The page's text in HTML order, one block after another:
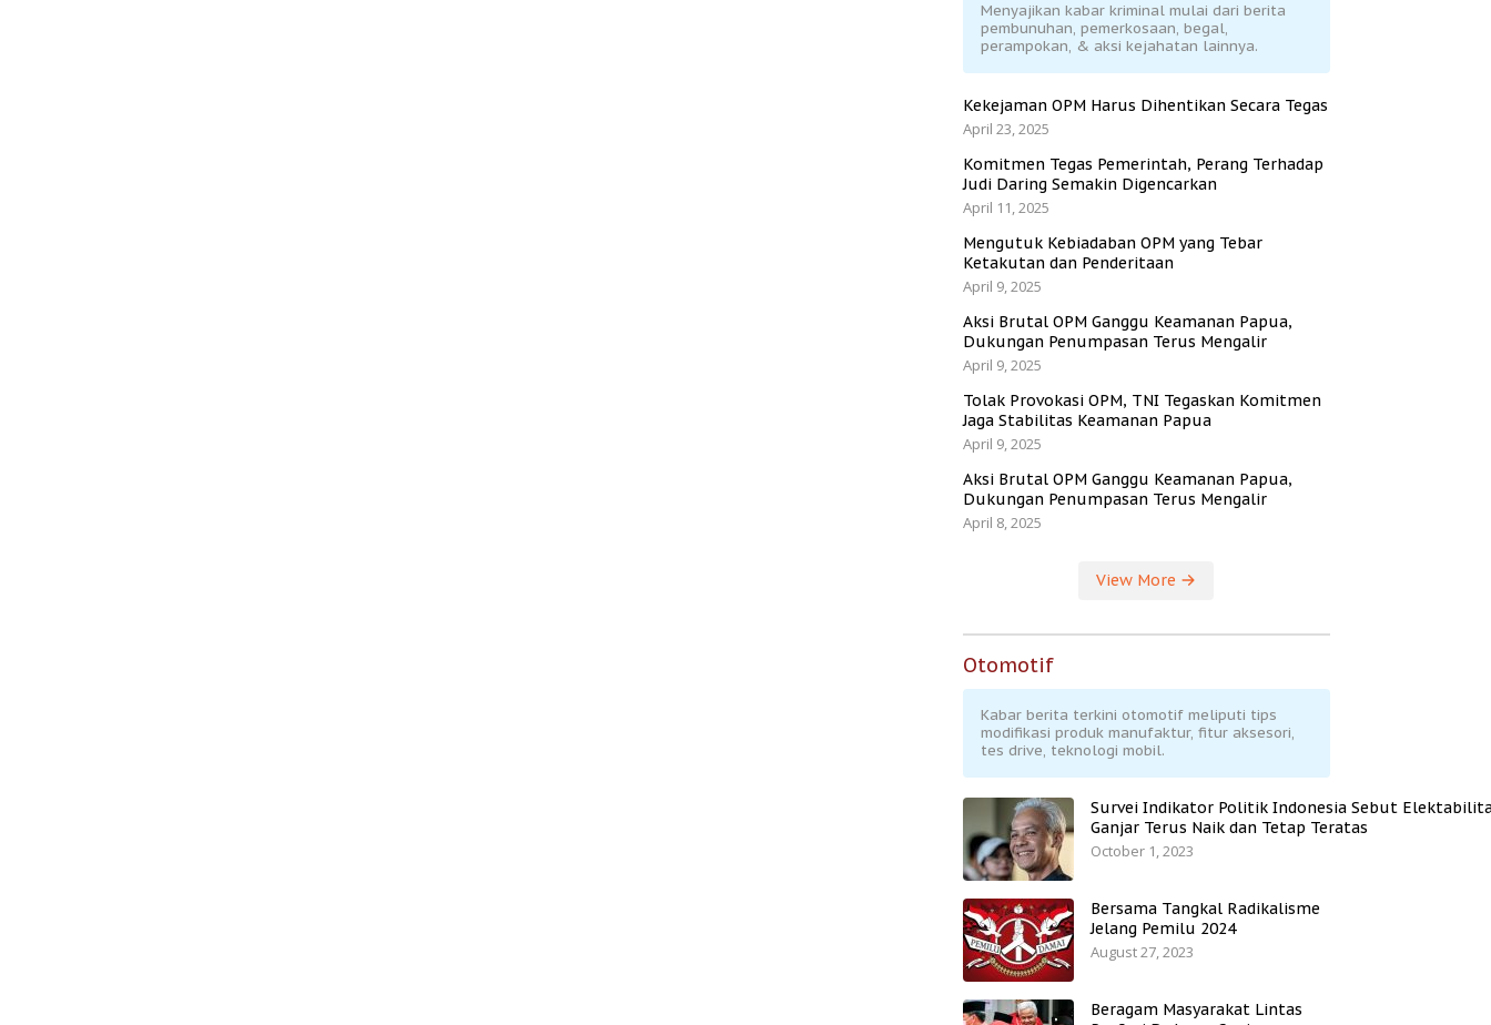
Menyajikan kabar kriminal mulai dari berita
pembunuhan, pemerkosaan, begal,
perampokan, & aksi kejahatan lainnya.
Kekejaman OPM Harus Dihentikan Secara Tegas
April 23, 2025
Komitmen Tegas Pemerintah, Perang Terhadap
Judi Daring Semakin Digencarkan
April 11, 2025
Mengutuk Kebiadaban OPM yang Tebar
Ketakutan dan Penderitaan
April 9, 2025
Aksi Brutal OPM Ganggu Keamanan Papua,
Dukungan Penumpasan Terus Mengalir
April 9, 2025
Tolak Provokasi OPM, TNI Tegaskan Komitmen
Jaga Stabilitas Keamanan Papua
April 9, 2025
Aksi Brutal OPM Ganggu Keamanan Papua,
Dukungan Penumpasan Terus Mengalir
April 8, 2025
View More
Otomotif
Kabar berita terkini otomotif meliputi tips
modifikasi produk manufaktur, fitur aksesori,
tes drive, teknologi mobil.
Survei Indikator Politik Indonesia Sebut
Ganjar Terus Naik dan Tetap Teratas
October 1, 2023
Bersama Tangkal Radikalisme
Jelang Pemilu 2024
August 27, 2023
Beragam Masyarakat Lintas